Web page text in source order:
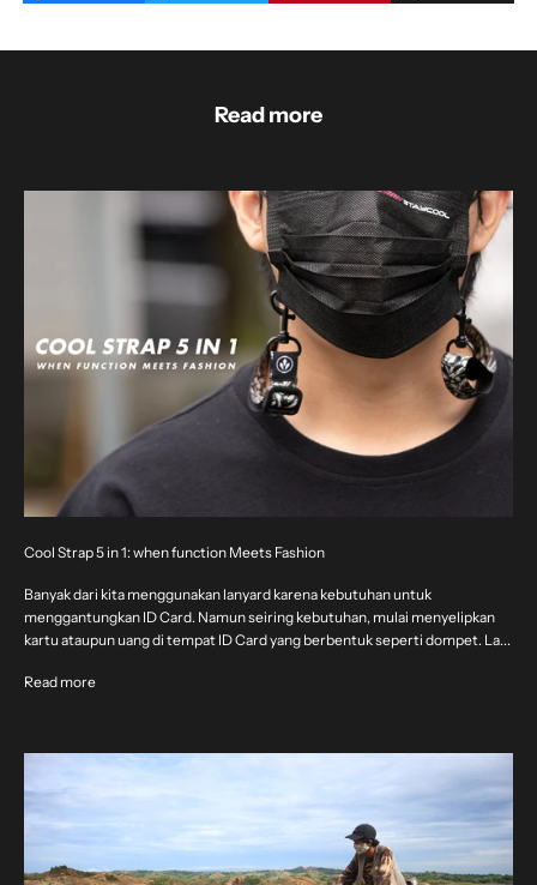
Read more
Cool Strap 5 in 1: when function Meets Fashion
Banyak dari kita menggunakan lanyard karena kebutuhan untuk
menggantungkan ID Card. Namun seiring kebutuhan, mulai menyelipkan
kartu ataupun uang di tempat ID Card yang berbentuk seperti dompet. La...
Read more